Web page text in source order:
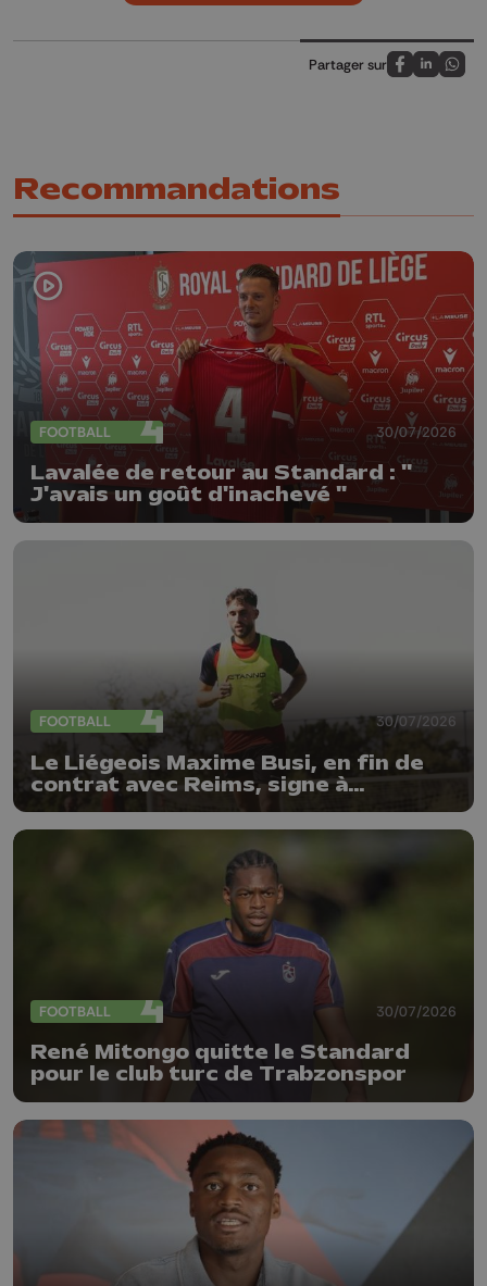
Partager sur
Partagez sur
Partagez
Recommandations
FOOTBALL 30/07/2026
Lavalée de retour au Standard : "
J'avais un goût d'inachevé "
FOOTBALL 30/07/2026
Le Liégeois Maxime Busi, en fin de
contrat avec Reims, signe à
l'Antwerp
FOOTBALL 30/07/2026
René Mitongo quitte le Standard
pour le club turc de Trabzonspor